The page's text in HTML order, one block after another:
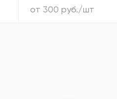
от 300 руб./шт